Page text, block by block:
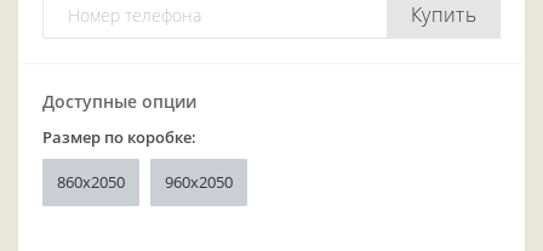
Купить
Доступные опции
Размер по коробке:
860x2050 960x2050